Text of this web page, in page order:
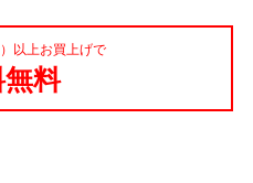
以上お買上げで
料